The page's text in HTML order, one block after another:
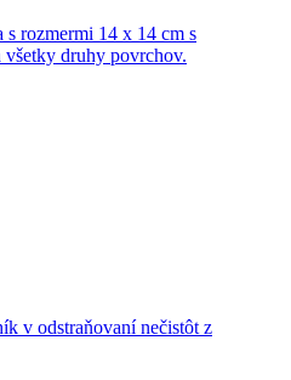
rozmermi 14 x 14 cm s
druhy povrchov.
v odstraňovaní nečistôt z